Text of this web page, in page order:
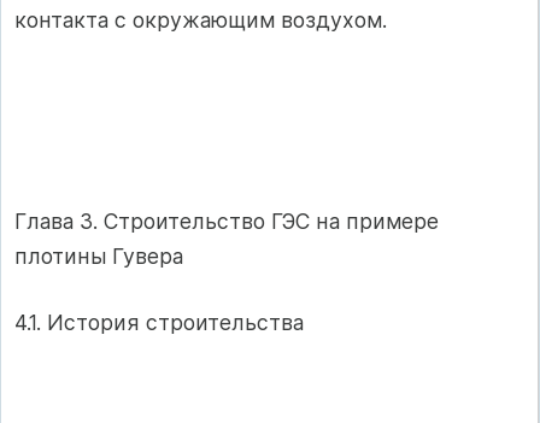
контакта с окружающим воздухом.
Глава 3. Строительство ГЭС на примере
плотины Гувера
4.1. История строительства